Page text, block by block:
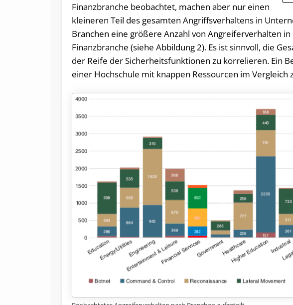
Finanzbranche beobachtet, machen aber nur einen
kleineren Teil des gesamten Angriffsverhaltens in
Branchen eine größere Anzahl von Angreiferverhalten
Finanzbranche (siehe Abbildung 2). Es ist sinnvoll, die
der Reife der Sicherheitsfunktionen zu korrelieren. Ein
einer Hochschule mit knappen Ressourcen im